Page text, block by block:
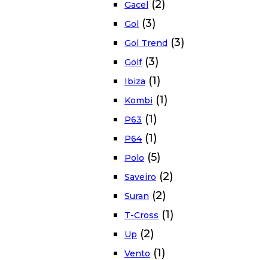
Gacel (2)
Gol (3)
Gol Trend (3)
Golf (3)
Ibiza (1)
Kombi (1)
P63 (1)
P64 (1)
Polo (5)
Saveiro (2)
Suran (2)
T-Cross (1)
Up (2)
Vento (1)